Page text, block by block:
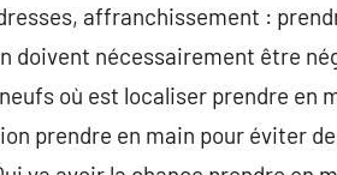
affranchissement :
doivent nécessairement être
où est localiser prendre en
prendre en main pour éviter